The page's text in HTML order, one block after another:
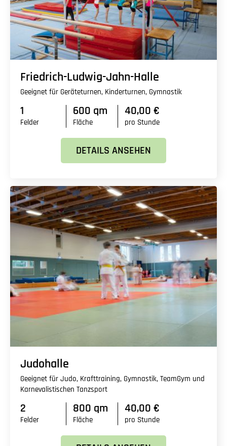
Friedrich-Ludwig-Jahn-Halle
Geeignet für Geräteturnen, Kinderturnen, Gymnastik
1
Felder
600 qm
Fläche
40,00 €
pro Stunde
DETAILS ANSEHEN
Judohalle
Geeignet für Judo, Krafttraining, Gymnastik, TeamGym und
Karnevalistischen Tanzsport
2
Felder
800 qm
Fläche
40,00 €
pro Stunde